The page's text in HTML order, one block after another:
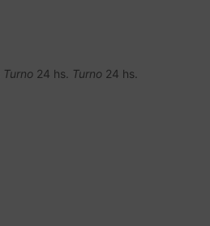
Turno24 hs. Turno24 hs.